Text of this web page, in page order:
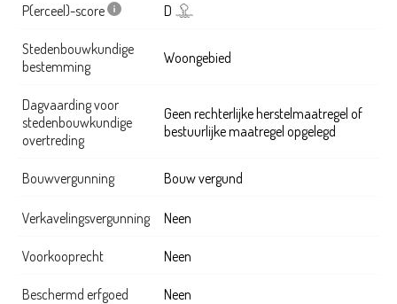
P(erceel)-score D
Stedenbouwkundige
bestemming
Woongebied
Dagvaarding voor
stedenbouwkundige
overtreding
Geen rechterlijke herstelmaatregel of
bestuurlijke maatregel opgelegd
Bouwvergunning Bouw vergund
Verkavelingsvergunning Neen
Voorkooprecht Neen
Beschermd erfgoed Neen